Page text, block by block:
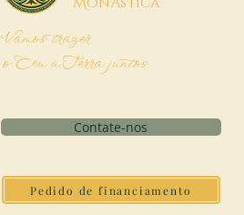
Vamos trazer
o Céu à Terra juntos
Contate-nos
Pedido de financiamento